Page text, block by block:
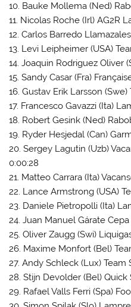
10. Bauke Mollema (Ned)
11. Nicolas Roche (Irl) AG2R
12. Carlos Barredo
13. Levi Leipheimer (USA)
14. Joaquin Rodriguez Oliver
15. Sandy Casar (Fra)
16. Gustav Erik Larsson
17. Francesco Gavazzi (Ita)
18. Robert Gesink (Ned)
19. Ryder Hesjedal (Can)
20. Sergey Lagutin (Uzb)
0:00:28
21. Matteo Carrara (Ita)
22. Lance Armstrong (USA)
23. Daniele Pietropolli (Ita)
24. Juan Manuel Gárate
25. Oliver Zaugg (Swi)
26. Maxime Monfort (Bel)
27. Andy Schleck (Lux) Team
28. Stijn Devolder (Bel) Quick
29. Rafael Valls Ferri (Spa)